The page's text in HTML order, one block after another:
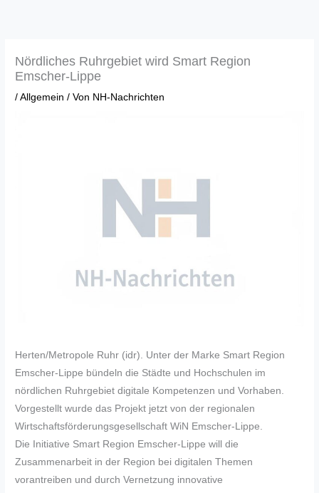
Nördliches Ruhrgebiet wird Smart Region
Emscher-Lippe
/Allgemein / Von NH-Nachrichten
Herten/Metropole Ruhr (idr). Unter der Marke Smart Region
Emscher-Lippe bündeln die Städte und Hochschulen im
nördlichen Ruhrgebiet digitale Kompetenzen und Vorhaben.
Vorgestellt wurde das Projekt jetzt von der regionalen
Wirtschaftsförderungsgesellschaft WiN Emscher-Lippe.
Die Initiative Smart Region Emscher-Lippe will die
Zusammenarbeit in der Region bei digitalen Themen
vorantreiben und durch Vernetzung innovative